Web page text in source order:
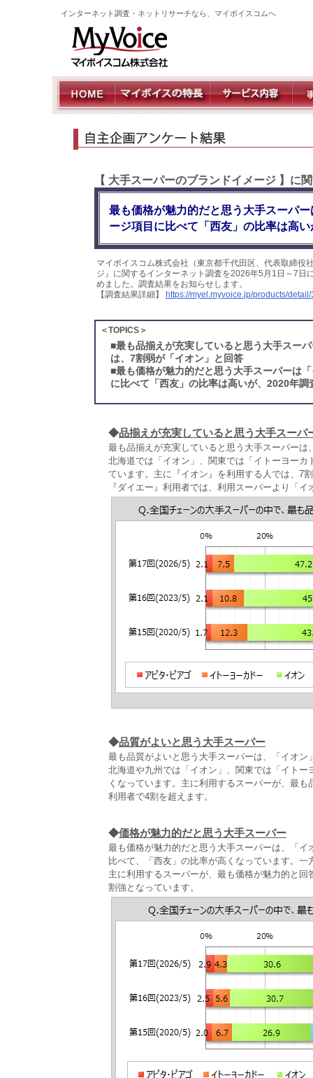
インターネット調査・ネットリサーチなら、マイボイスコムへ
【 大手スーパーのブランドイメージ 】に
最も価格が魅力的だと思う大手スーパ
ージ項目に比べて「西友」の比率は高
マイボイスコム株式会社（東京都千代田区、代表取締
ジ』に関するインターネット調査を2026年5月1日～7
めました。調査結果をお知らせします。
【調査結果詳細】
https://myel.myvoice.jp/products/
＜TOPICS＞
■最も品揃えが充実していると思う大手スー
は、7割弱が「イオン」と回答
■最も価格が魅力的だと思う大手スーパーは
に比べて「西友」の比率は高いが、2020年調
◆品揃えが充実していると思う大手スーパ
最も品揃えが充実していると思う大手スーパー
北海道では「イオン」、関東では「イトーヨー
ています。主に『イオン』を利用する人では、7
『ダイエー』利用者では、利用スーパーより「
◆品質がよいと思う大手スーパー
最も品質がよいと思う大手スーパーは、「イオ
北海道や九州では「イオン」、関東では「イト
くなっています。主に利用するスーパーが、最
利用者で4割を超えます。
◆価格が魅力的だと思う大手スーパー
最も価格が魅力的だと思う大手スーパーは、「
比べて、「西友」の比率が高くなっています。
主に利用するスーパーが、最も価格が魅力的と
割強となっています。